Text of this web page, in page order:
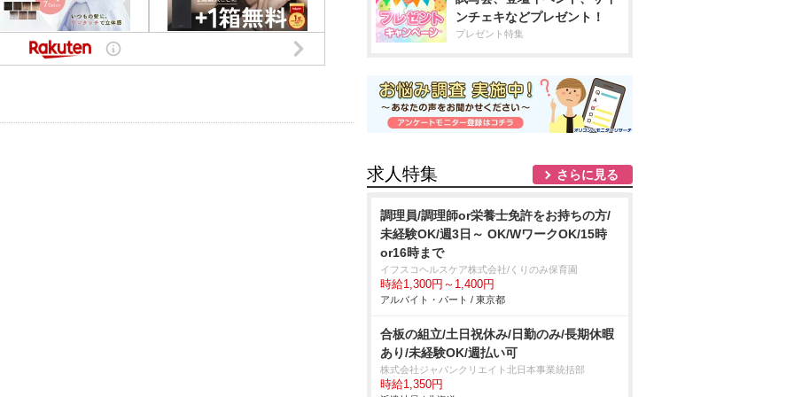
ンチェキなどプレゼント！
プレゼント特集
求人特集 さらに見る
調理員/調理師or栄養士免許をお持ちの方/
未経験OK/週3日～ OK/WワークOK/15時
or16時まで
イフスコヘルスケア株式会社/くりのみ保育園
時給1,300円～1,400円
アルバイト・パート / 東京都
合板の組立/土日祝休み/日勤のみ/長期休暇
あり/未経験OK/週払い可
株式会社ジャパンクリエイト北日本事業統括部
時給1,350円